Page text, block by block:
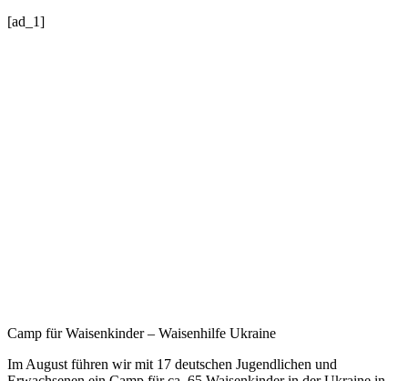
[ad_1]
Camp für Waisenkinder – Waisenhilfe Ukraine
Im August führen wir mit 17 deutschen Jugendlichen und